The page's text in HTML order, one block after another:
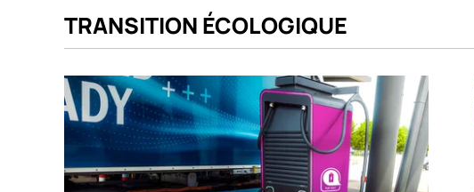
TRANSITION ÉCOLOGIQUE